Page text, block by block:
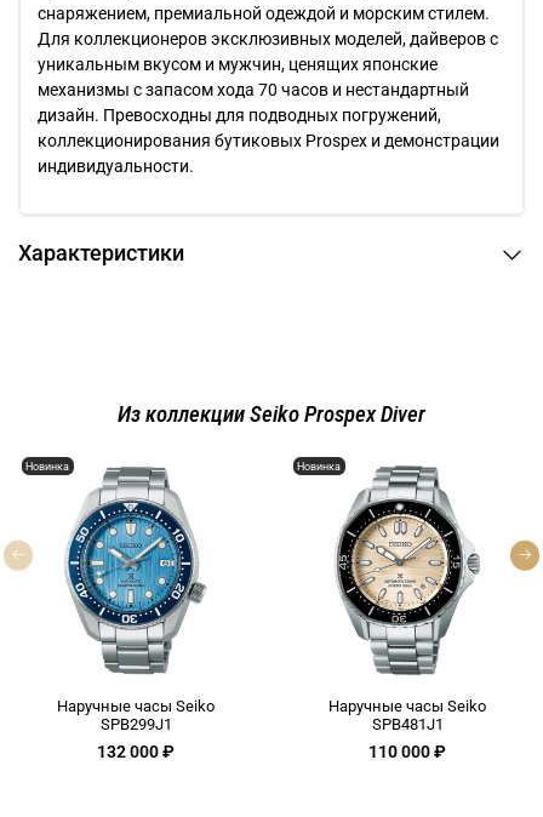
снаряжением, премиальной одеждой и морским стилем.
Для коллекционеров эксклюзивных моделей, дайверов с
уникальным вкусом и мужчин, ценящих японские
механизмы с запасом хода 70 часов и нестандартный
дизайн. Превосходны для подводных погружений,
коллекционирования бутиковых Prospex и демонстрации
индивидуальности.
Характеристики
Из коллекции Seiko Prospex Diver
Новинка
Наручные часы Seiko
SPB299J1
132 000 ₽
Новинка
Наручные часы Seiko
SPB481J1
110 000 ₽